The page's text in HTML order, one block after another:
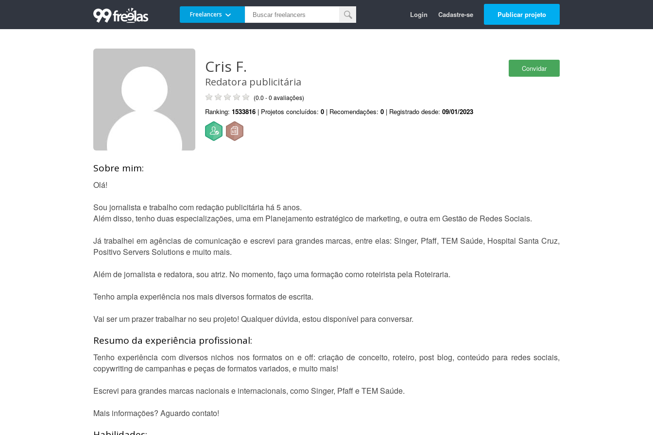
Freelancers Login Cadastre-se Publicar projeto
Convidar
Cris F.
Redatora publicitária
(0.0 - 0 avaliações)
Ranking: 1533816 | Projetos concluídos: 0 | Recomendações: 0 | Registrado desde: 09/01/2023
Sobre mim:
Olá!
Sou jornalista e trabalho com redação publicitária há 5 anos.
Além disso, tenho duas especializações, uma em Planejamento estratégico de marketing, e outra em Gestão de Redes Sociais.
Já trabalhei em agências de comunicação e escrevi para grandes marcas, entre elas: Singer, Pfaff, TEM Saúde, Hospital Santa Cruz,
Positivo Servers Solutions e muito mais.
Além de jornalista e redatora, sou atriz. No momento, faço uma formação como roteirista pela Roteiraria.
Tenho ampla experiência nos mais diversos formatos de escrita.
Vai ser um prazer trabalhar no seu projeto! Qualquer dúvida, estou disponível para conversar.
Resumo da experiência profissional:
Tenho experiência com diversos nichos nos formatos on e off: criação de conceito, roteiro, post blog, conteúdo para redes sociais,
copywriting de campanhas e peças de formatos variados, e muito mais!
Escrevi para grandes marcas nacionais e internacionais, como Singer, Pfaff e TEM Saúde.
Mais informações? Aguardo contato!